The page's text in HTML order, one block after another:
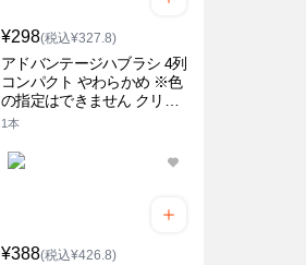
¥298(税込¥327.8)
アドバンテージハブラシ 4列
コンパクト やわらかめ ※色
の指定はできません クリニ
カ
1本
¥388(税込¥426.8)